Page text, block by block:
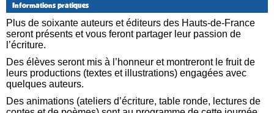
Informations pratiques
Plus de soixante auteurs et éditeurs des Hauts-de-France
seront présents et vous feront partager leur passion de
l’écriture.
Des élèves seront mis à l’honneur et montreront le fruit de
leurs productions (textes et illustrations) engagées avec
quelques auteurs.
Des animations (ateliers d’écriture, table ronde, lectures de